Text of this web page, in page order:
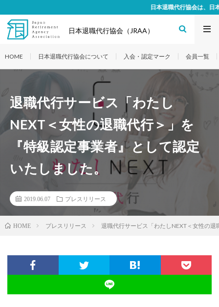
日本退職代行協会は、日本初の退職代
日本退職代行協会（JRAA）
HOME 日本退職代行協会について 入会・認定マーク 会員一覧
退職代行サービス「わたし
NEXT＜女性の退職代行＞」を
『特級認定事業者』として認定
いたしました。
2019.06.07 プレスリリース
HOME プレスリリース 退職代行サービス「わたしNEXT＜女性の